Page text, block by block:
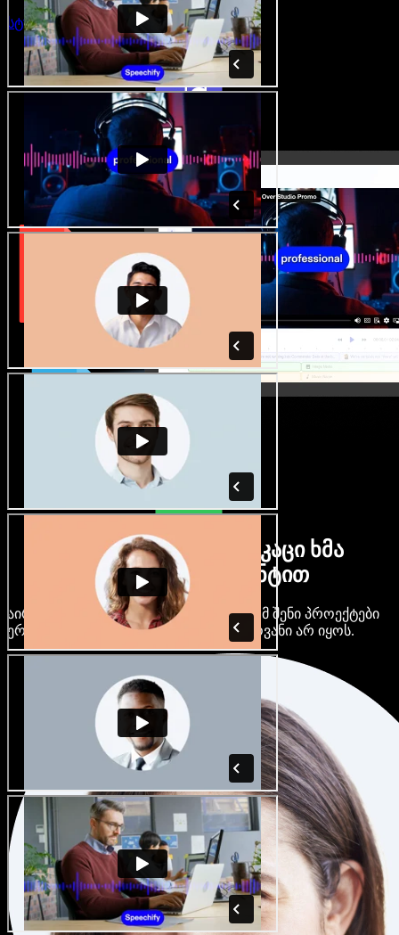
სტუდიის გახსნა
ბევრი ქალი და მამაკაცი ხმა
ნებისმიერი აქცენტით
აირჩიე ასობით AI ხმა და აქცენტი, რომ შენი პროექტები
ერთმანეთს არ ჰგავდეს და ერთფეროვანი არ იყოს.